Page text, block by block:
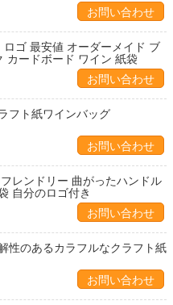
お問い合わせ
ゴ 最安値 オーダーメイド ブ
カードボード ワイン 紙袋
お問い合わせ
フト紙ワインバッグ
お問い合わせ
レンドリー 曲がったハンドル
自分のロゴ付き
お問い合わせ
性のあるカラフルなクラフト紙
お問い合わせ